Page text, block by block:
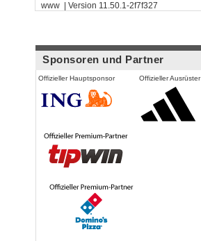
www | Version 11.50.1-2f7f327
Sponsoren und Partner
Offizieller Hauptsponsor Offizieller Ausrüster